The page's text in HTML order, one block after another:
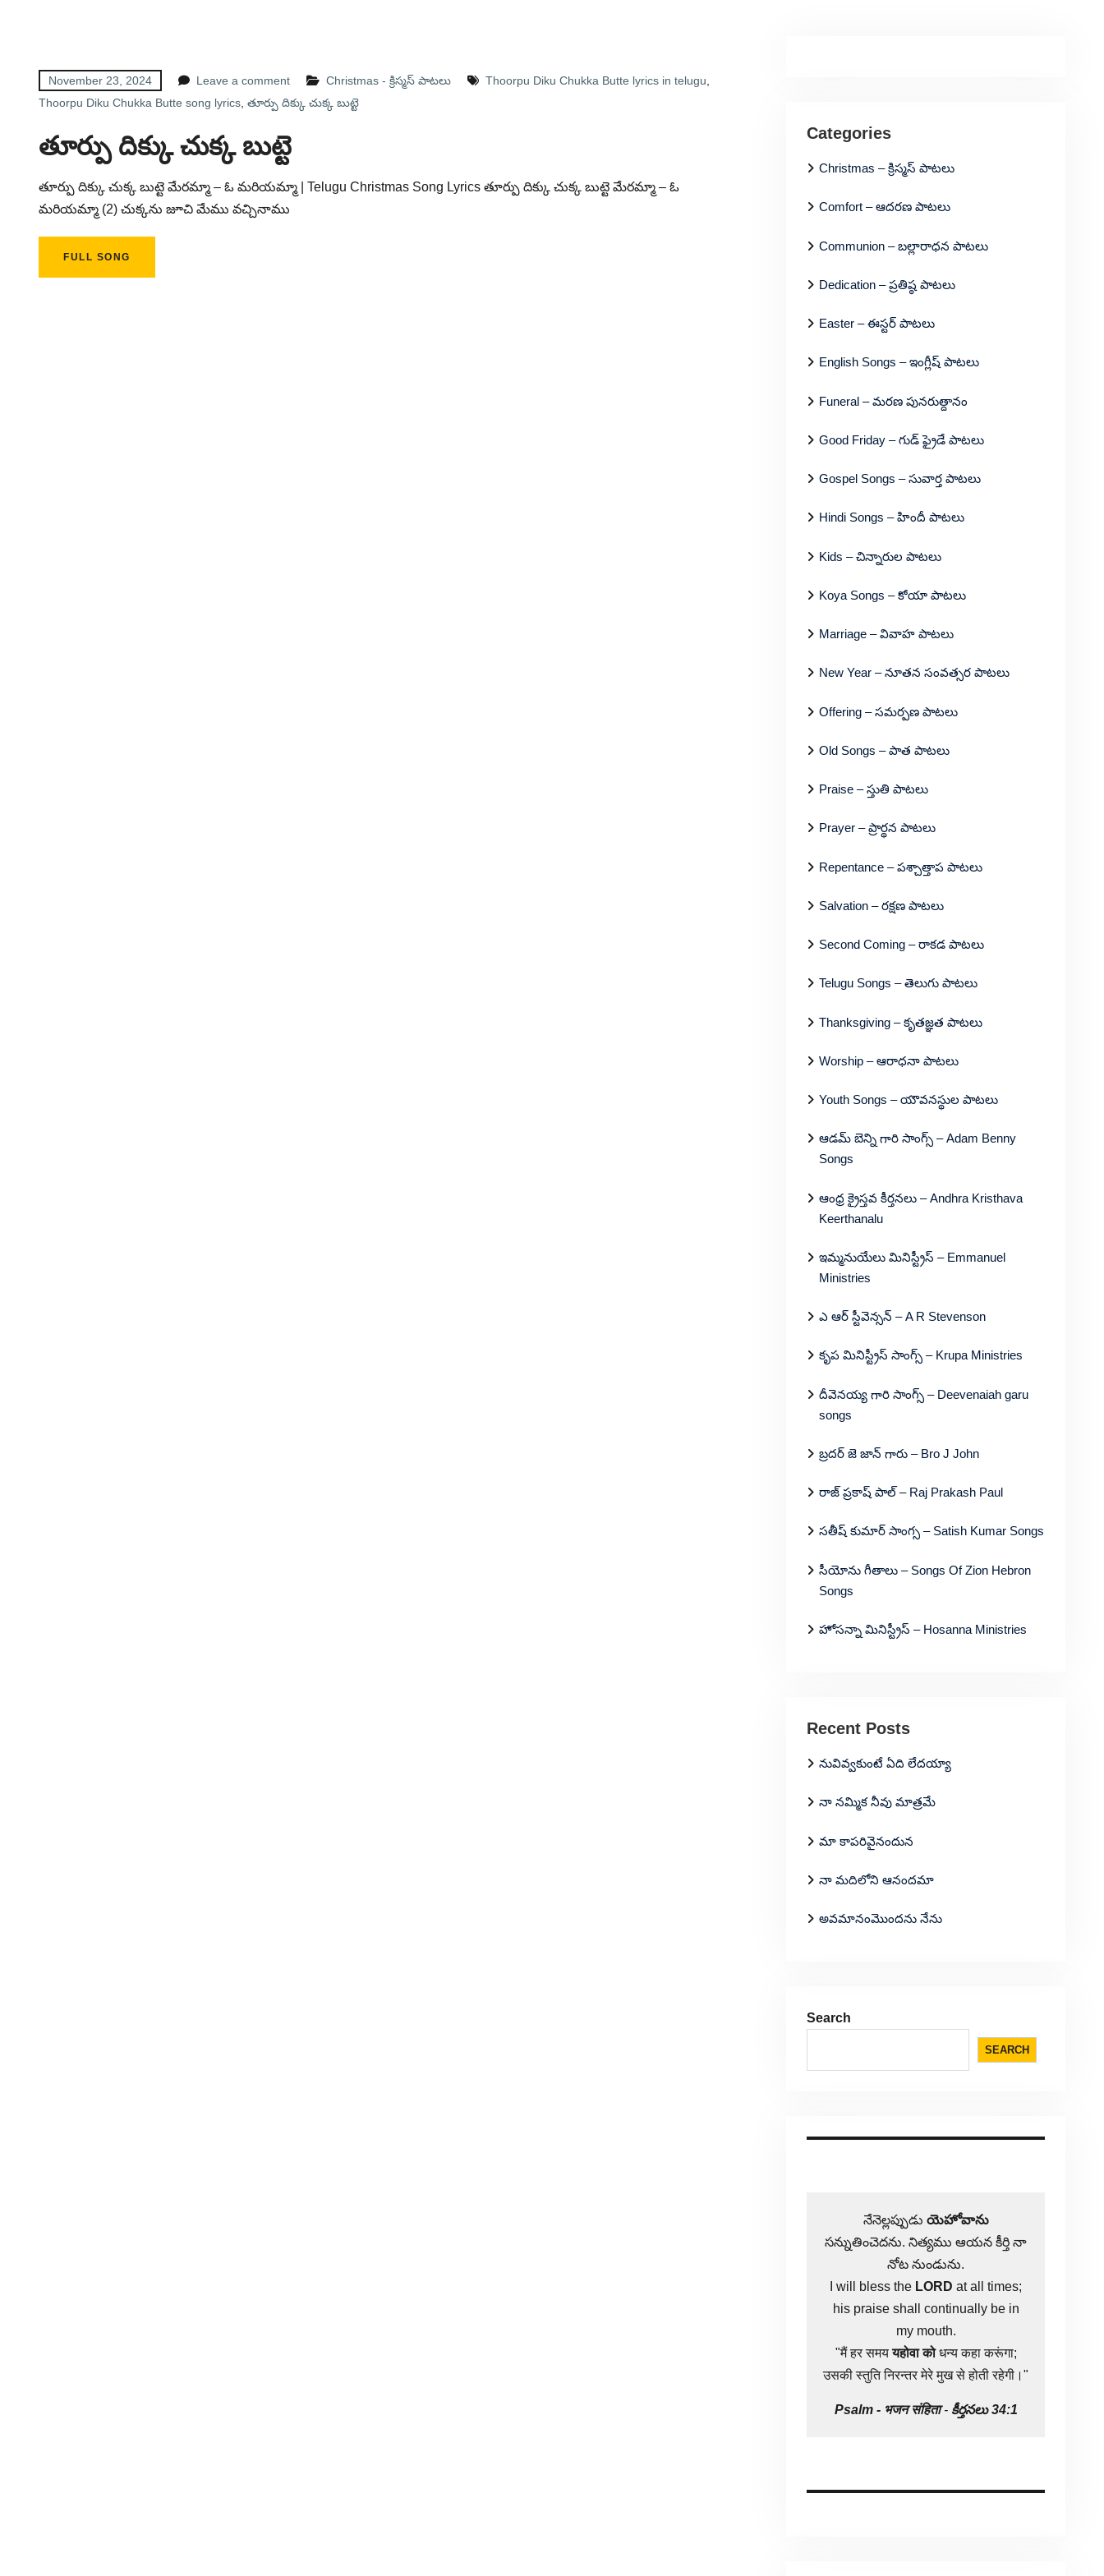
November 23, 2024 Leave a comment Christmas - క్రిస్మస్ పాటలు Thoorpu Diku Chukka Butte lyrics in telugu
Thoorpu Diku Chukka Butte song lyrics తూర్పు దిక్కు చుక్క బుట్టె
తూర్పు దిక్కు చుక్క బుట్టె
తూర్పు దిక్కు చుక్క బుట్టె మేరమ్మా – ఓ మరియమ్మా | Telugu Christmas Song Lyrics తూర్పు దిక్కు చుక్క బుట్టె మేరమ్మా – ఓ
మరియమ్మా (2) చుక్కను జూచి మేము వచ్చినాము
FULL SONG
Categories
Christmas – క్రిస్మస్ పాటలు
Comfort – ఆదరణ పాటలు
Communion – బల్లారాధన పాటలు
Dedication – ప్రతిష్ఠ పాటలు
Easter – ఈస్టర్ పాటలు
English Songs – ఇంగ్లీష్ పాటలు
Funeral – మరణ పునరుత్దానం
Good Friday – గుడ్ ఫ్రైడే పాటలు
Gospel Songs – సువార్త పాటలు
Hindi Songs – హిందీ పాటలు
Kids – చిన్నారుల పాటలు
Koya Songs – కోయా పాటలు
Marriage – వివాహ పాటలు
New Year – నూతన సంవత్సర పాటలు
Offering – సమర్పణ పాటలు
Old Songs – పాత పాటలు
Praise – స్తుతి పాటలు
Prayer – ప్రార్థన పాటలు
Repentance – పశ్చాత్తాప పాటలు
Salvation – రక్షణ పాటలు
Second Coming – రాకడ పాటలు
Telugu Songs – తెలుగు పాటలు
Thanksgiving – కృతజ్ఞత పాటలు
Worship – ఆరాధనా పాటలు
Youth Songs – యౌవనస్థుల పాటలు
ఆడమ్ బెన్ని గారి సాంగ్స్ – Adam Benny
Songs
ఆంధ్ర క్రైస్తవ కీర్తనలు – Andhra Kristhava
Keerthanalu
ఇమ్మనుయేలు మినిస్ట్రీస్ – Emmanuel
Ministries
ఎ ఆర్ స్టీవెన్సన్ – A R Stevenson
కృప మినిస్ట్రీస్ సాంగ్స్ – Krupa Ministries
దీవెనయ్య గారి సాంగ్స్ – Deevenaiah garu
songs
బ్రదర్ జె జాన్ గారు – Bro J John
రాజ్ ప్రకాష్ పాల్ – Raj Prakash Paul
సతీష్ కుమార్ సాంగ్స – Satish Kumar Songs
సీయోను గీతాలు – Songs Of Zion Hebron
Songs
హోసన్నా మినిస్ట్రీస్ – Hosanna Ministries
Recent Posts
నువివ్వకుంటే ఏది లేదయ్యా
నా నమ్మిక నీవు మాత్రమే
మా కాపరివైనందున
నా మదిలోని ఆనందమా
అవమానంమొందను నేను
Search
SEARCH
నేనెల్లప్పుడు యెహోవాను
సన్నుతించెదను. నిత్యము ఆయన కీర్తి నా
నోట నుండును.
I will bless the LORD at all times;
his praise shall continually be in
my mouth.
"मैं हर समययहोवा कोधन्य कहा करूंगा;
उसकी स्तुति निरन्तर मेरे मुख से होती रहेगी।"
Psalm - भजन संहिता- కీర్తనలు 34:1